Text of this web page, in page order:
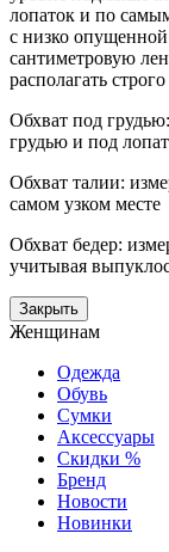
лопаток и по
с низко
сантиметровую
располагать
Обхват под
грудью и под
Обхват талии:
самом узком месте
Обхват бедер:
учитывая
Закрыть
Женщинам
Одежда
Обувь
Сумки
Аксессуары
Скидки %
Бренд
Новости
Новинки